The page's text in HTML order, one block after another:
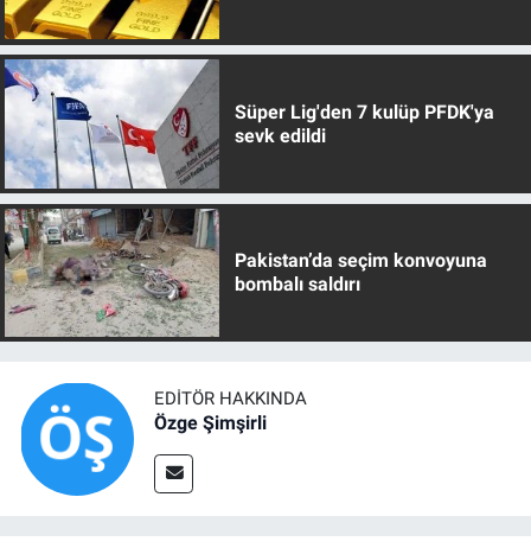
Süper Lig'den 7 kulüp PFDK'ya
sevk edildi
Pakistan’da seçim konvoyuna
bombalı saldırı
EDITÖR HAKKINDA
Özge Şimşirli